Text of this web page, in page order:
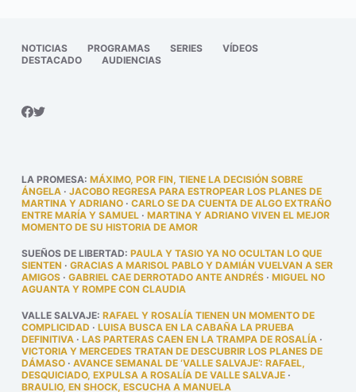
NOTICIAS PROGRAMAS SERIES
VÍDEOS
DESTACADO
AUDIENCIAS
LA PROMESA: MÁXIMO, POR FIN, TIENE LA DECISIÓN SOBRE
ÁNGELA· JACOBO REGRESA PARA ESTROPEAR LOS PLANES DE
MARTINA Y ADRIANO· CARLO SE DA CUENTA DE ALGO EXTRAÑO
ENTRE MARÍA Y SAMUEL· MARTINA Y ADRIANO VIVEN EL MEJOR
MOMENTO DE SU HISTORIA DE AMOR
SUEÑOS DE LIBERTAD: PAULA Y TASIO YA NO OCULTAN LO QUE
SIENTEN · GRACIAS A MARISOL PABLO Y DAMIÁN VUELVAN A SER
AMIGOS· GABRIEL CAE DERROTADO ANTE ANDRÉS· MIGUEL NO
AGUANTA Y ROMPE CON CLAUDIA
VALLE SALVAJE: RAFAEL Y ROSALÍA TIENEN UN MOMENTO DE
COMPLICIDAD · LUISA BUSCA EN LA CABAÑA LA PRUEBA
DEFINITIVA· LAS PARTERAS CAEN EN LA TRAMPA DE ROSALÍA·
VICTORIA Y MERCEDES TRATAN DE DESCUBRIR LOS PLANES DE
DÁMASO· AVANCE SEMANAL DE ‘VALLE SALVAJE’: RAFAEL,
DESQUICIADO, EXPULSA A ROSALÍA DE VALLE SALVAJE·
BRAULIO, EN SHOCK, ESCUCHA A MANUELA